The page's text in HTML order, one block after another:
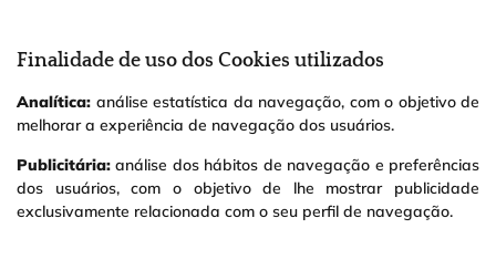
Finalidade de uso dos Cookies utilizados
Analítica: análise estatística da navegação, com o objetivo de
melhorar a experiência de navegação dos usuários.
Publicitária: análise dos hábitos de navegação e preferências
dos usuários, com o objetivo de lhe mostrar publicidade
exclusivamente relacionada com o seu perfil de navegação.